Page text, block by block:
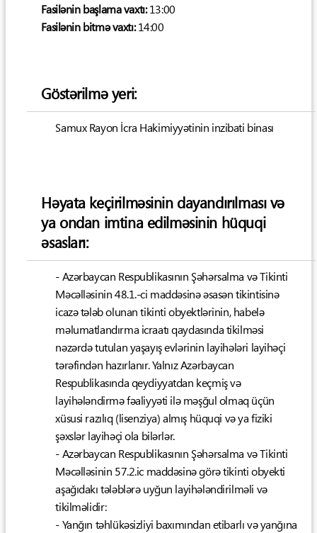
Fasilənin başlama vaxtı:13:00
Fasilənin bitmə vaxtı:14:00
Göstərilmə yeri:
Samux Rayon İcra Hakimiyyətinin inzibati binası
Həyata keçirilməsinin dayandırılması və
ya ondan imtina edilməsinin hüquqi
əsasları:
- Azərbaycan Respublikasının Şəhərsalma və Tikinti
Məcəlləsinin 48.1.-ci maddəsinə əsasən tikintisinə
icazə tələb olunan tikinti obyektlərinin, habelə
məlumatlandırma icraatı qaydasında tikilməsi
nəzərdə tutulan yaşayış evlərinin layihələri layihəçi
tərəfindən hazırlanır. Yalnız Azərbaycan
Respublikasında qeydiyyatdan keçmiş və
layihələndirmə fəaliyyəti ilə məşğul olmaq üçün
xüsusi razılıq (lisenziya) almış hüquqi və ya fiziki
şəxslər layihəçi ola bilərlər.
- Azərbaycan Respublikasının Şəhərsalma və Tikinti
Məcəlləsinin 57.2.ic maddəsinə görə tikinti obyekti
aşağıdakı tələblərə uyğun layihələndirilməli və
tikilməlidir:
- Yanğın təhlükəsizliyi baxımından etibarlı və yanğına